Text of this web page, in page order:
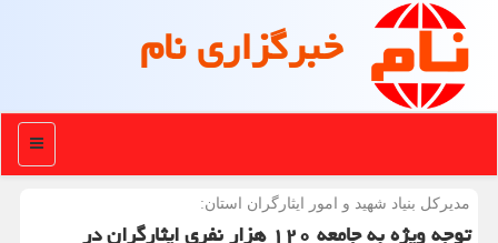
خبرگزاری نام
منو
مدیركل بنیاد شهید و امور ایثارگران استان:
توجه ویژه به جامعه ۱۲۰ هزار نفری ایثارگران در